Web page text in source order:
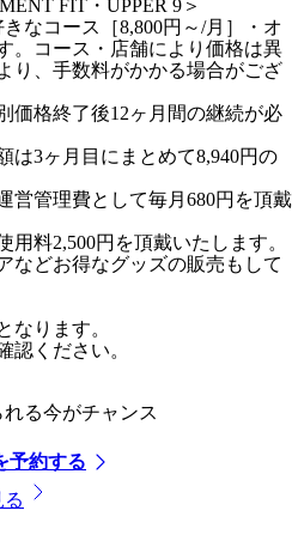
FIT・UPPER 9＞
なコース［8,800円～/月］・オ
。コース・店舗により価格は異
り、手数料がかかる場合がござ
価格終了後12ヶ月間の継続が必
は3ヶ月目にまとめて8,940円の
営管理費として毎月680円を頂戴
料2,500円を頂戴いたします。
などお得なグッズの販売もして
なります。
ください。
る今がチャンス
予約する